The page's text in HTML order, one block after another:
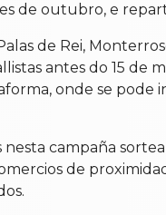
de outubro, e
de Rei,
antes do 15 de
onde se
campaña
de